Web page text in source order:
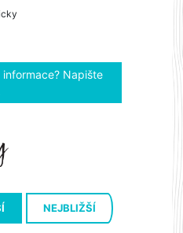
Napište
NEJBLIŽŠÍ